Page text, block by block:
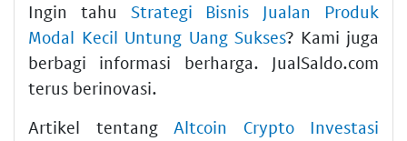
Ingin tahu Strategi Bisnis Jualan Produk
Modal Kecil Untung Uang Sukses? Kami juga
berbagi informasi berharga. JualSaldo.com
terus berinovasi.
Artikel tentang Altcoin Crypto Investasi